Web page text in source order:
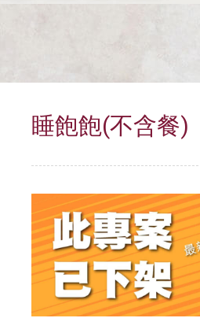
睡飽飽(不含餐)